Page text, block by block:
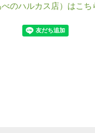
のハルカス店）はこち